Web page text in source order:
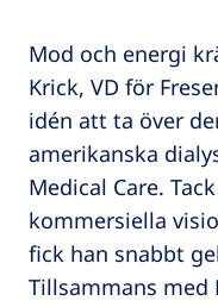
Mod och energi
Krick, VD för
idén att ta över
amerikanska
Medical Care.
kommersiella
fick han snabbt
Tillsammans med